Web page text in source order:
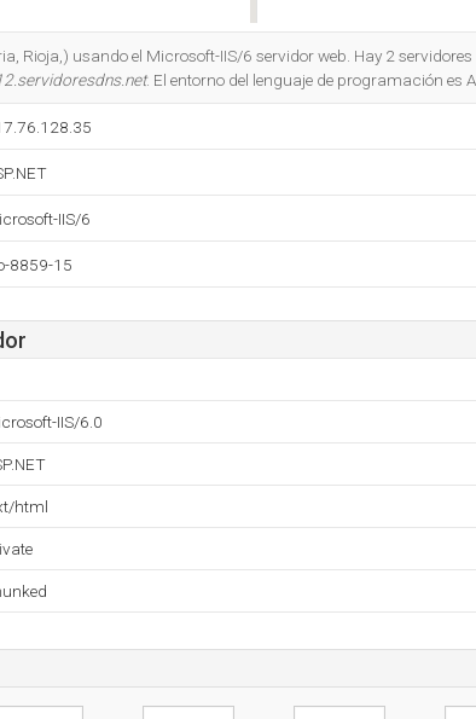
Rioja,) usando el Microsoft-IIS/6 servidor web. Hay 2 servidores
. El entorno del lenguaje de programación es
IIS/6
8859-15
IIS/6.0
html